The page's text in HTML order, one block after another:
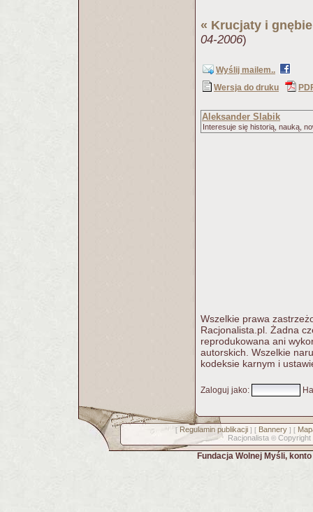
« Krucjaty i
04-2006)
Wyślij mailem..
Wersja do druku
Aleksander Slabik
Interesuje się historią, nauką,
Wszelkie prawa
Racjonalista.pl. Żadna
reprodukowana ani
autorskich. Wszelkie
kodeksie karnym i
Zaloguj jako:
[ Regulamin publikacji] [ Bannery] [
Racjonalista © Copyright
Fundacja Wolnej Myśli,